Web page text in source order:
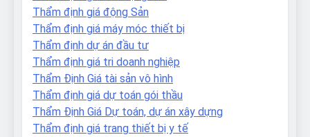
Thẩm định giá động Sản
Thẩm định giá máy móc thiết bị
Thẩm định dự án đầu tư
Thẩm định giá tri doanh nghiệp
Thẩm Định Giá tài sản vô hình
Thẩm định giá dự toán gói thầu
Thẩm Định Giá Dự toán, dự án xây dựng
Thẩm định giá trang thiết bị y tế